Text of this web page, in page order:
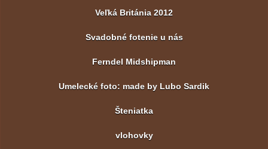
Veľká Británia 2012
Svadobné fotenie u nás
Ferndel Midshipman
Umelecké foto: made by Lubo Sardik
Šteniatka
vlohovky